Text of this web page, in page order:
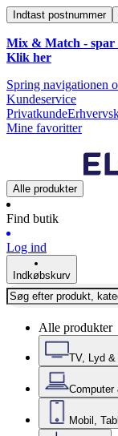
Indtast postnummer
Mix & Match - spar
Klik her
Spring navigationen
Kundeservice
Privatkunde
Mine favoritter
Alle produkter
Find butik
Log ind
Indkøbskurv
Alle produkter
TV, Lyd
Computer
Mobil,